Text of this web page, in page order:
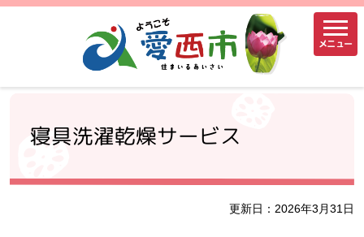
メニュー
寝具洗濯乾燥サービス
更新日：2026年3月31日